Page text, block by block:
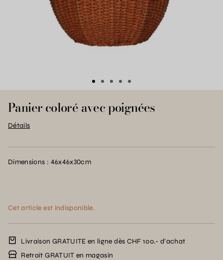
Panier coloré avec poignées
Détails
Dimensions : 46x46x30cm
Cet article est indisponible.
Livraison GRATUITE en ligne dès CHF 100.- d’achat
Retrait GRATUIT en magasin